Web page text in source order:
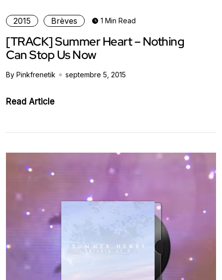
2015 Brèves 1 Min Read
[TRACK] Summer Heart – Nothing
Can Stop Us Now
By Pinkfrenetik septembre 5, 2015
Read Article